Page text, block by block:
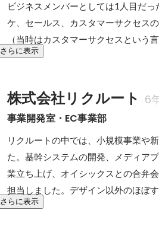
ビジネスメンバーとしては1人目だ
ケ、セールス、カスタマーサクセス
（当時はカスタマーサクセスという
さらに表示
株式会社リクルート 6
事業開発室・EC事業部
リクルートの中では、小規模事業や
た。基幹システムの開発、メディア
業立ち上げ、オイシックスとの合弁
担当しました。デザイン以外のほぼ
さらに表示